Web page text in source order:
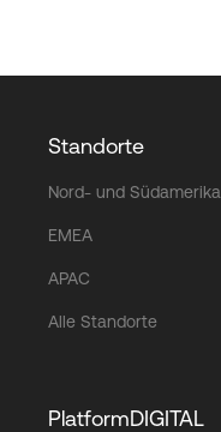
Standorte
Nord- und Südamerika
EMEA
APAC
Alle Standorte
PlatformDIGITAL